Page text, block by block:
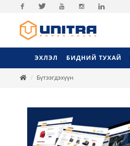
Facebook
ЭХЛЭЛ БИДНИЙ ТУХАЙ
Бүтээгдэхүүн